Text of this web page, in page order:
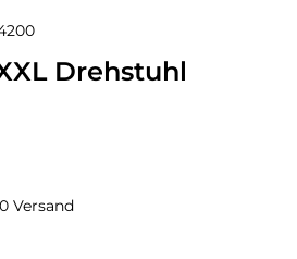
Drehstuhl
Versand